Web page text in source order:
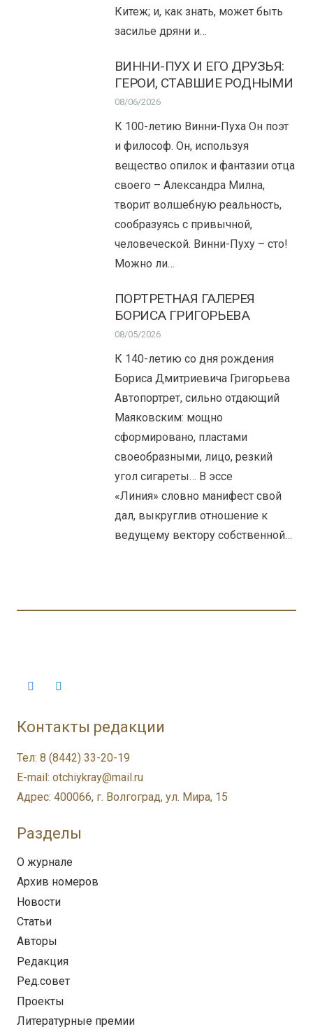
Китеж; и, как знать, может быть
засилье дряни и…
ВИННИ-ПУХ И ЕГО ДРУЗЬЯ:
ГЕРОИ, СТАВШИЕ РОДНЫМИ
08/06/2026
К 100-летию Винни-Пуха Он поэт
и философ. Он, используя
вещество опилок и фантазии отца
своего – Александра Милна,
творит волшебную реальность,
сообразуясь с привычной,
человеческой. Винни-Пуху – сто!
Можно ли…
ПОРТРЕТНАЯ ГАЛЕРЕЯ
БОРИСА ГРИГОРЬЕВА
08/05/2026
К 140-летию со дня рождения
Бориса Дмитриевича Григорьева
Автопортрет, сильно отдающий
Маяковским: мощно
сформировано, пластами
своеобразными, лицо, резкий
угол сигареты… В эссе
«Линия» словно манифест свой
дал, выкруглив отношение к
ведущему вектору собственной…
Контакты редакции
Тел: 8 (8442) 33-20-19
E-mail: otchiykray@mail.ru
Адрес: 400066, г. Волгоград, ул. Мира, 15
Разделы
О журнале
Архив номеров
Новости
Статьи
Авторы
Редакция
Ред.совет
Проекты
Литературные премии